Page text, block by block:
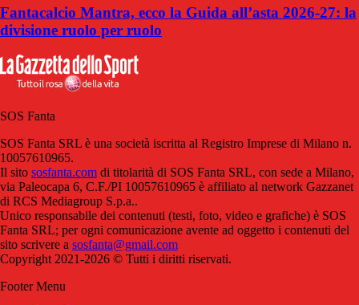
Fantacalcio Mantra, ecco la Guida all’asta 2026-27: la
divisione ruolo per ruolo
SOS Fanta
SOS Fanta SRL è una società iscritta al Registro Imprese di Milano n.
10057610965.
Il sito sosfanta.com di titolarità di SOS Fanta SRL, con sede a Milano,
via Paleocapa 6, C.F./PI 10057610965 è affiliato al network Gazzanet
di RCS Mediagroup S.p.a..
Unico responsabile dei contenuti (testi, foto, video e grafiche) è SOS
Fanta SRL; per ogni comunicazione avente ad oggetto i contenuti del
sito scrivere a sosfanta@gmail.com
Copyright 2021-2026 © Tutti i diritti riservati.
Footer Menu